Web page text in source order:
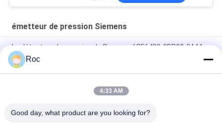
émetteur de pression Siemens
Le détecteur de pression de Siemens 6SE6400-0BP00-0AA1
S7-200 6GK1716-0HB14-0AA0, Hardnet ou S7 Redconnect
Siemens Simatic
L'acier inoxydable Siemens émetteur de pression logiciel
Roc
4:33 AM
Good day, what product are you looking for?